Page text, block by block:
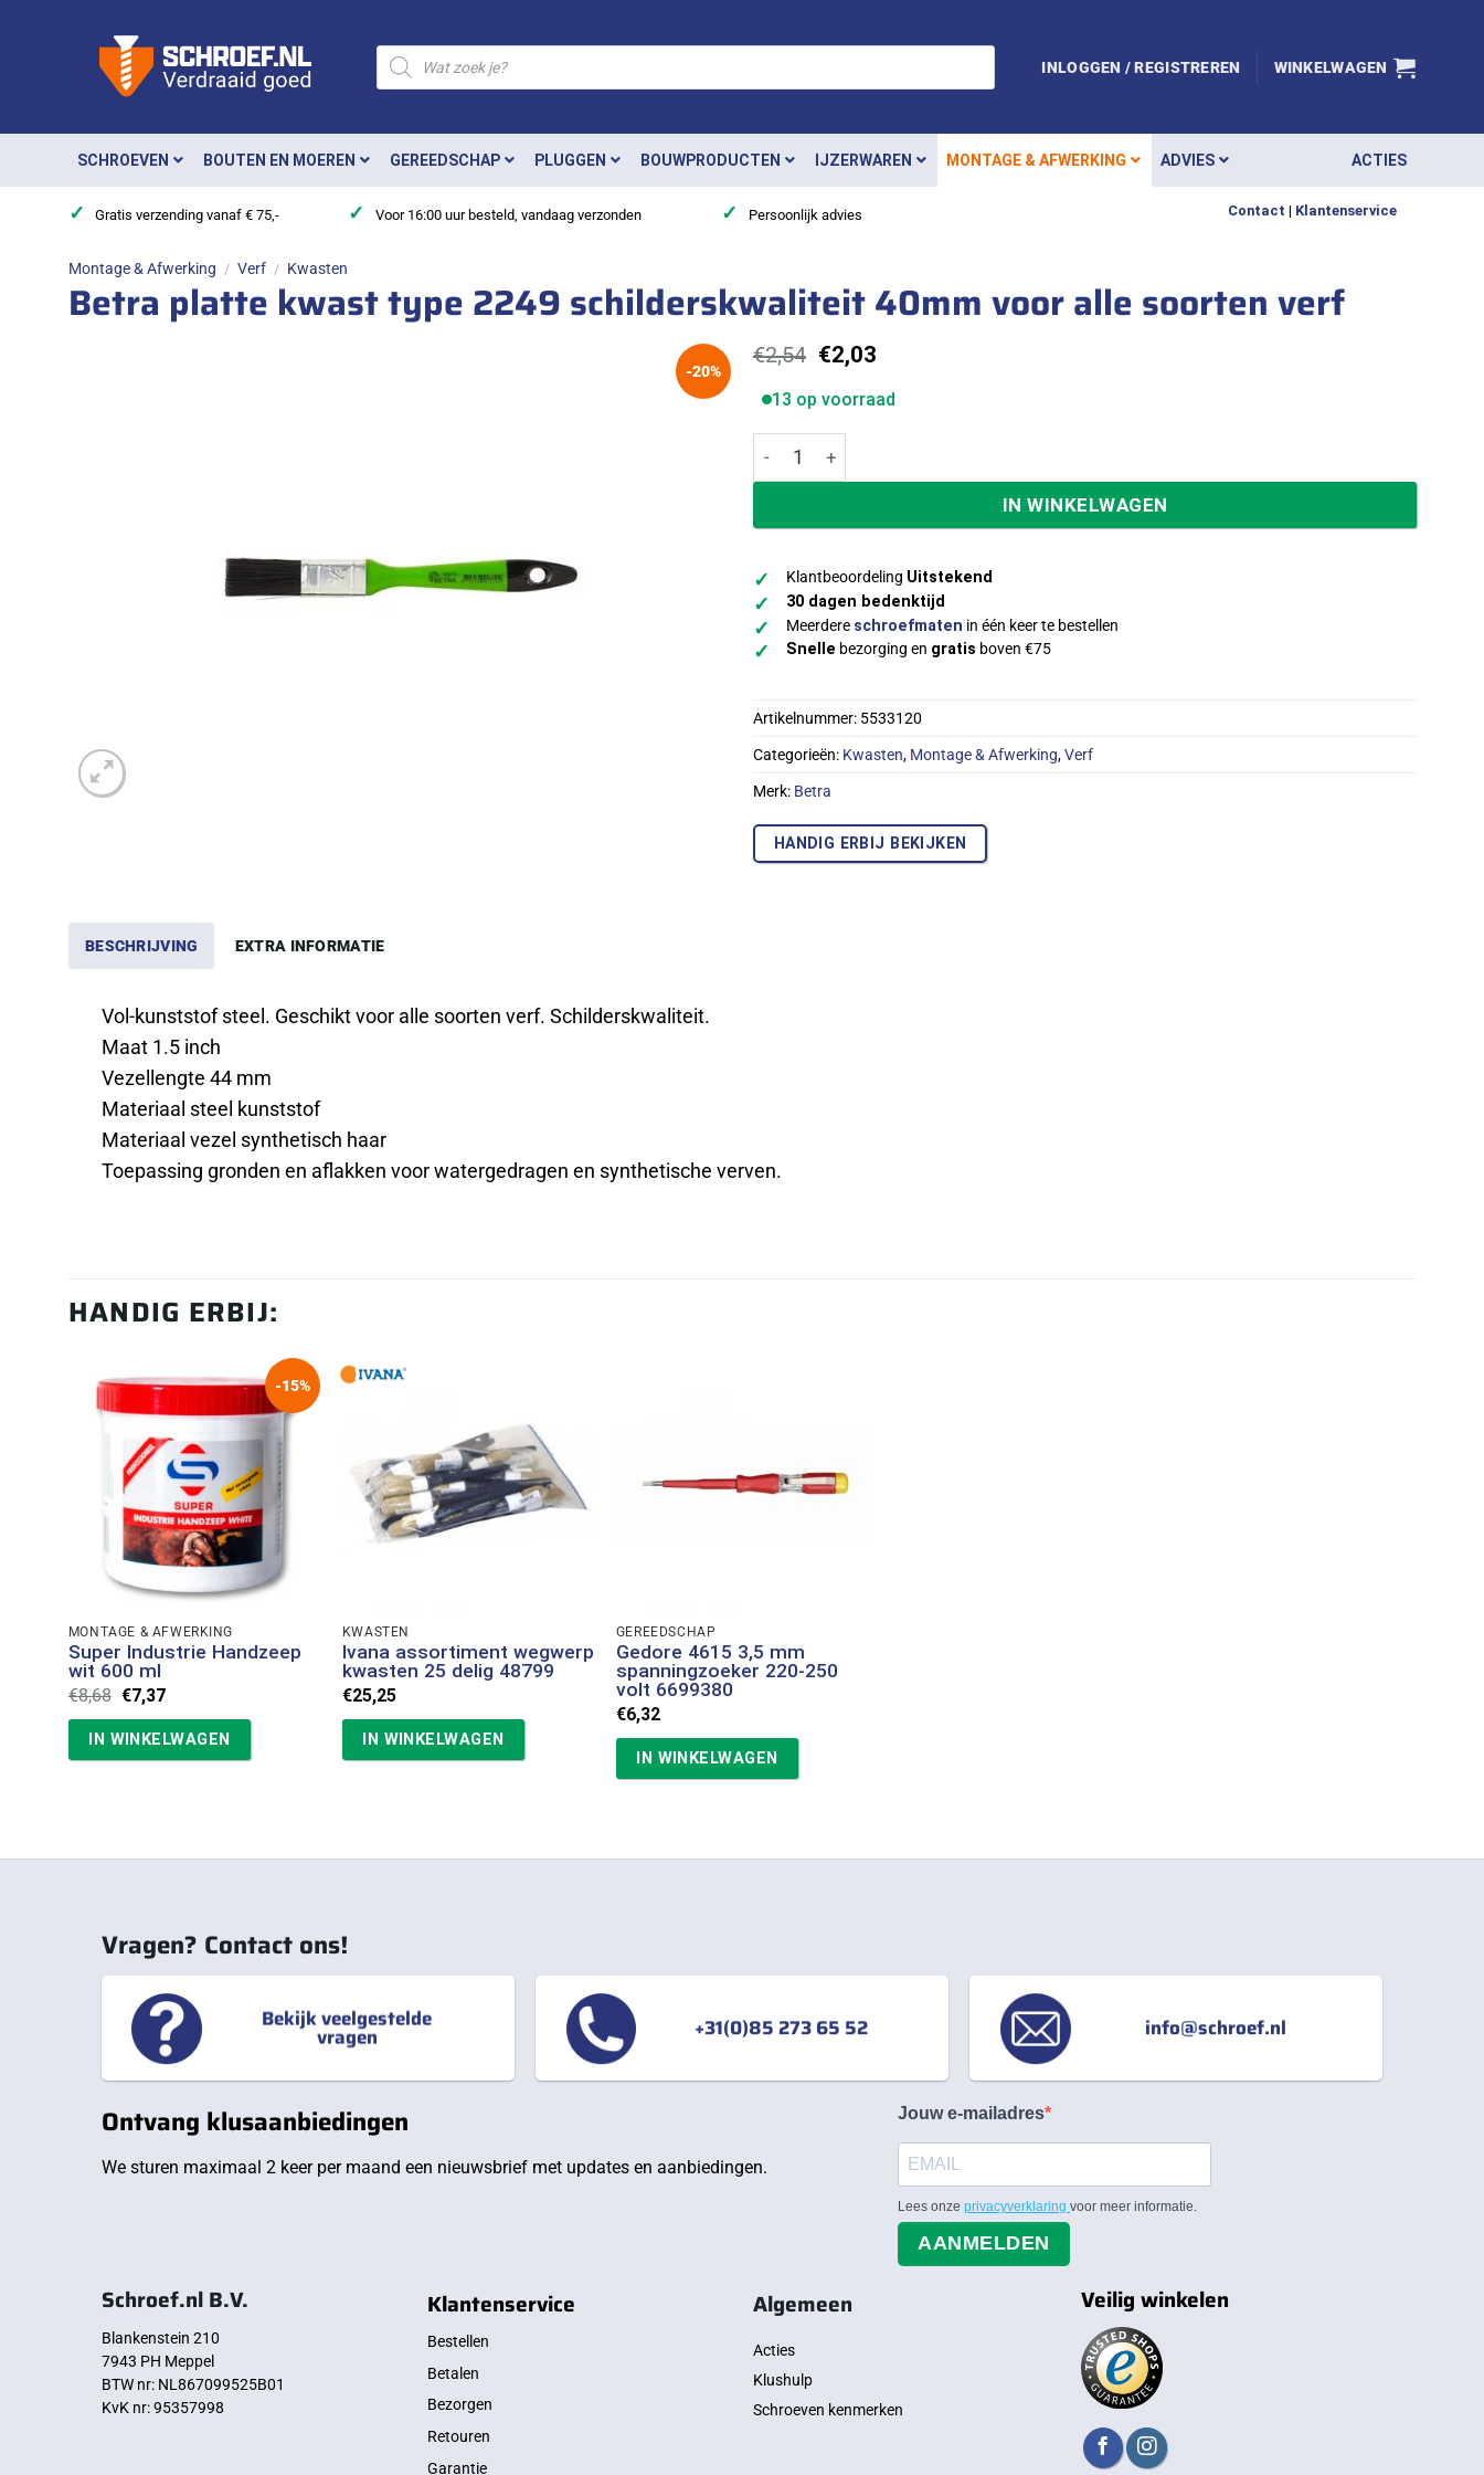
Producten
zoeken
INLOGGEN / REGISTREREN WINKELWAGEN
SCHROEVEN BOUTEN EN MOEREN GEREEDSCHAP PLUGGEN BOUWPRODUCTEN IJZERWAREN MONTAGE & AFWERKING ADVIES ACTIES
✓ Gratis verzending vanaf € 75,- ✓ Voor 16:00 uur besteld, vandaag verzonden ✓ Persoonlijk advies Contact | Klantenservice
Montage & Afwerking / Verf / Kwasten
Betra platte kwast type 2249 schilderskwaliteit 40mm voor alle soorten verf
-20%
€2,54 Oorspronkelijke
prijs
was:
€2,03Huidige
is:
13 op voorraad
Betra platte kwast type 2249 schilderskwaliteit 40mm voor alle soorten verf aantal
IN WINKELWAGEN
✓ Klantbeoordeling Uitstekend
✓ 30 dagen bedenktijd
✓ Meerdere schroefmaten in één keer te bestellen
✓ Snelle bezorging en gratis boven €75
Artikelnummer: 5533120
Categorieën: Kwasten, Montage & Afwerking,Verf
Merk: Betra
HANDIG ERBIJ BEKIJKEN
BESCHRIJVING EXTRA INFORMATIE
Vol-kunststof steel. Geschikt voor alle soorten verf. Schilderskwaliteit.
Maat 1.5 inch
Vezellengte 44 mm
Materiaal steel kunststof
Materiaal vezel synthetisch haar
Toepassing gronden en aflakken voor watergedragen en synthetische verven.
HANDIG ERBIJ:
-15%
MONTAGE & AFWERKING
Super Industrie Handzeep
wit 600 ml
€8,68 Oorspronkelijke
prijs
was:
€8,68.
€7,37Huidige
is:
€7,37.
IN WINKELWAGEN
KWASTEN
Ivana assortiment wegwerp
kwasten 25 delig 48799
€25,25
IN WINKELWAGEN
GEREEDSCHAP
Gedore 4615 3,5 mm
spanningzoeker 220-250
volt 6699380
€6,32
IN WINKELWAGEN
Vragen? Contact ons!
Bekijk veelgestelde
vragen +31(0)85 273 65 52 info@schroef.nl
Ontvang klusaanbiedingen
We sturen maximaal 2 keer per maand een nieuwsbrief met updates en aanbiedingen.
Jouw e-mailadres
Lees onzeprivacyverklaringvoor meer informatie.
AANMELDEN
Schroef.nl B.V.
Blankenstein 210
7943 PH Meppel
BTW nr: NL867099525B01
KvK nr: 95357998
Klantenservice
Bestellen
Betalen
Bezorgen
Retouren
Garantie
Algemeen
Acties
Klushulp
Schroeven kenmerken
Veilig winkelen